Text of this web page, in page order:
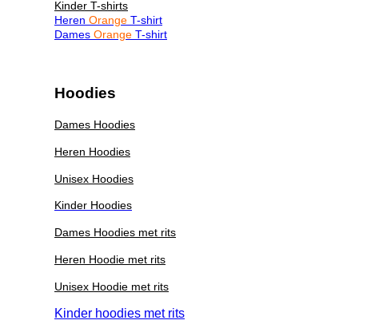
Kinder T-shirts
Heren Orange T-shirt
Dames Orange T-shirt
Hoodies
Dames Hoodies
Heren Hoodies
Unisex Hoodies
Kinder Hoodies
Dames Hoodies met rits
Heren Hoodie met rits
Unisex Hoodie met rits
Kinder hoodies met rits